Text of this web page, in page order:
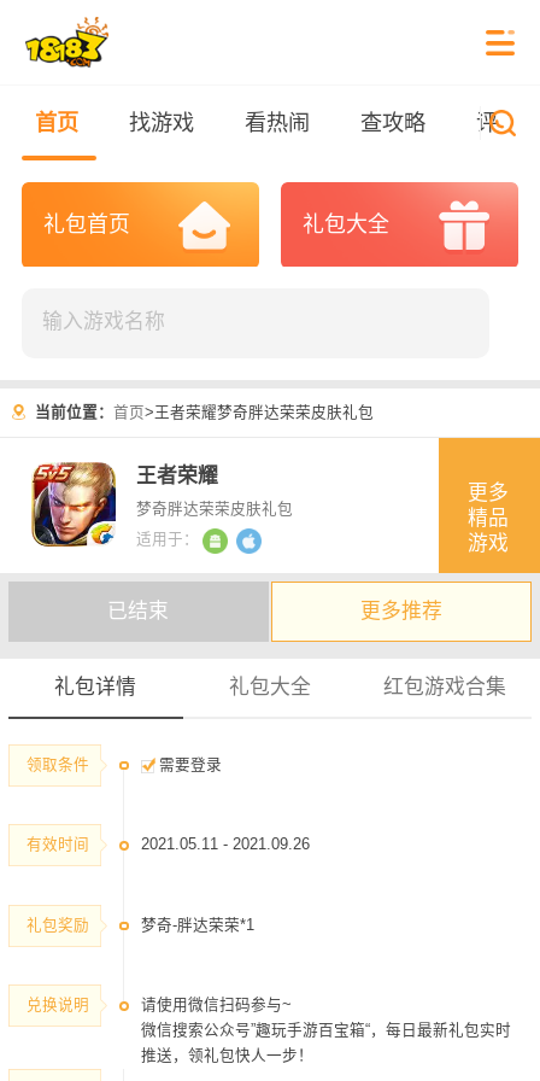
首页 找游戏 看热闹 查攻略 评测
礼包首页 礼包大全
当前位置：首页>王者荣耀梦奇胖达荣荣皮肤礼包
王者荣耀
梦奇胖达荣荣皮肤礼包
适用于：
更多
精品
游戏
建议您收藏本页方便实时查看最新礼包
已结束
更多推荐
礼包详情 礼包大全 红包游戏合集
领取条件 需要登录
有效时间 2021.05.11 - 2021.09.26
礼包奖励 梦奇-胖达荣荣*1
兑换说明
请使用微信扫码参与~
微信搜索公众号”趣玩手游百宝箱“，每日最新礼包实时
推送，领礼包快人一步！